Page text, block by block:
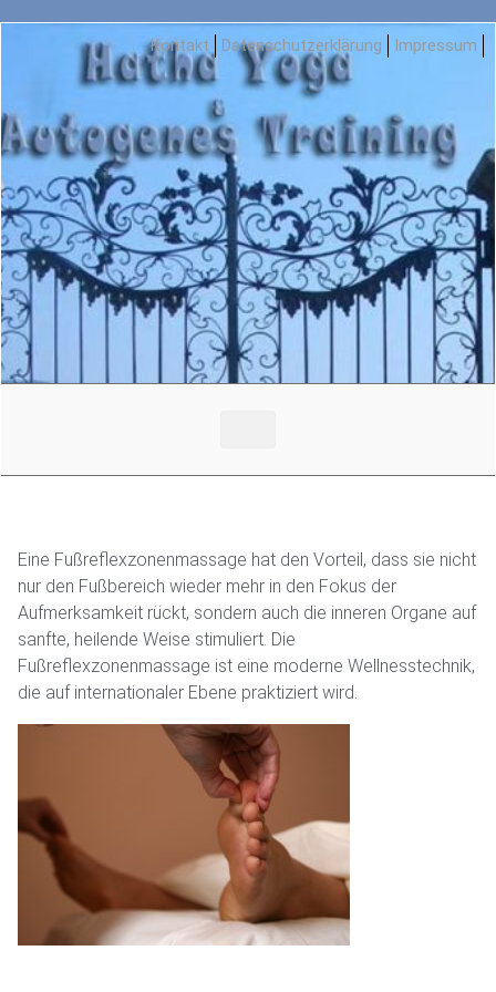
Zum Hauptinhalt springen
Impressum
Datenschutzerklärung
Kontakt
Eine Fußreflexzonenmassage hat den Vorteil, dass sie nicht
nur den Fußbereich wieder mehr in den Fokus der
Aufmerksamkeit rückt, sondern auch die inneren Organe auf
sanfte, heilende Weise stimuliert. Die
Fußreflexzonenmassage ist eine moderne Wellnesstechnik,
die auf internationaler Ebene praktiziert wird.